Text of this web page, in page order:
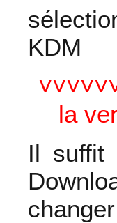
KDM
la
Il suffit